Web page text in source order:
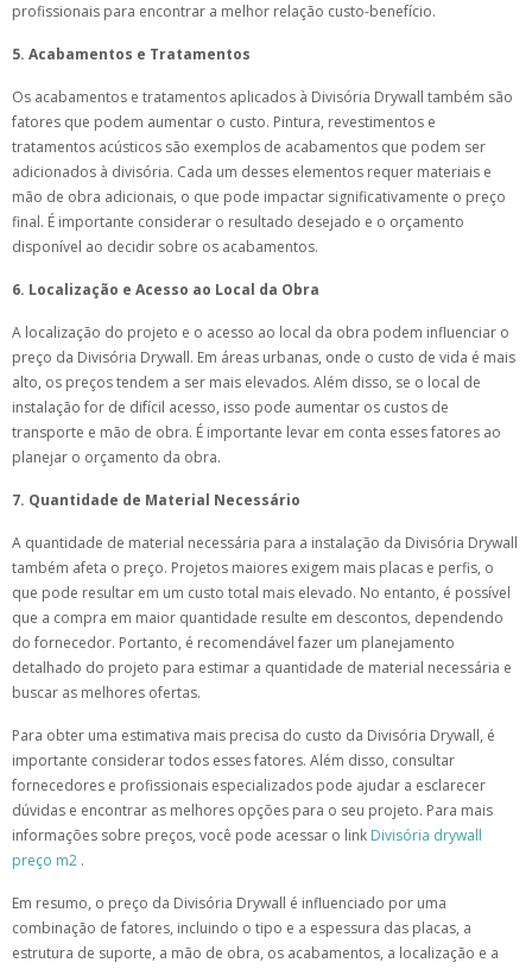
profissionais para encontrar a melhor relação custo-benefício.
5. Acabamentos e Tratamentos
Os acabamentos e tratamentos aplicados à Divisória Drywall também são
fatores que podem aumentar o custo. Pintura, revestimentos e
tratamentos acústicos são exemplos de acabamentos que podem ser
adicionados à divisória. Cada um desses elementos requer materiais e
mão de obra adicionais, o que pode impactar significativamente o preço
final. É importante considerar o resultado desejado e o orçamento
disponível ao decidir sobre os acabamentos.
6. Localização e Acesso ao Local da Obra
A localização do projeto e o acesso ao local da obra podem influenciar o
preço da Divisória Drywall. Em áreas urbanas, onde o custo de vida é mais
alto, os preços tendem a ser mais elevados. Além disso, se o local de
instalação for de difícil acesso, isso pode aumentar os custos de
transporte e mão de obra. É importante levar em conta esses fatores ao
planejar o orçamento da obra.
7. Quantidade de Material Necessário
A quantidade de material necessária para a instalação da Divisória Drywall
também afeta o preço. Projetos maiores exigem mais placas e perfis, o
que pode resultar em um custo total mais elevado. No entanto, é possível
que a compra em maior quantidade resulte em descontos, dependendo
do fornecedor. Portanto, é recomendável fazer um planejamento
detalhado do projeto para estimar a quantidade de material necessária e
buscar as melhores ofertas.
Para obter uma estimativa mais precisa do custo da Divisória Drywall, é
importante considerar todos esses fatores. Além disso, consultar
fornecedores e profissionais especializados pode ajudar a esclarecer
dúvidas e encontrar as melhores opções para o seu projeto. Para mais
informações sobre preços, você pode acessar o link Divisória drywall
preço m2 .
Em resumo, o preço da Divisória Drywall é influenciado por uma
combinação de fatores, incluindo o tipo e a espessura das placas, a
estrutura de suporte, a mão de obra, os acabamentos, a localização e a